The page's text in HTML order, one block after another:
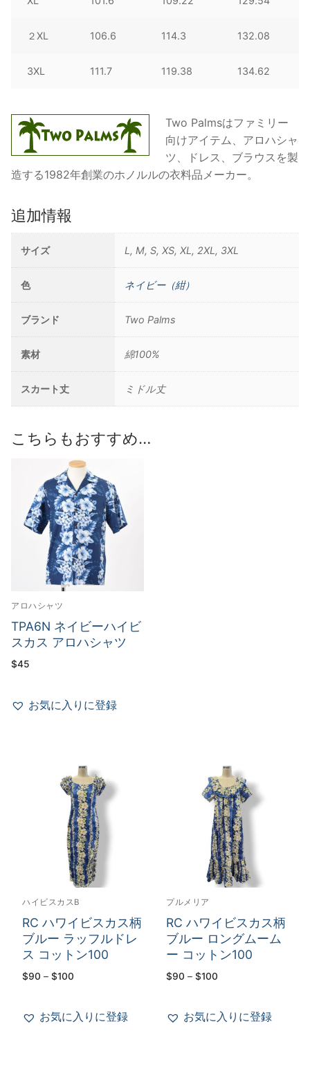
２XL 106.6 114.3 132.08
3XL 111.7 119.38 134.62
Two Palmsはファミリー
向けアイテム、アロハシャ
ツ、ドレス、ブラウスを製
造する1982年創業のホノルルの衣料品メーカー。
追加情報
サイズ L, M, S, XS, XL, 2XL, 3XL
色 ネイビー（紺）
ブランド Two Palms
素材 綿100%
スカート丈 ミドル丈
こちらもおすすめ…
アロハシャツ
TPA6N ネイビーハイビ
スカス アロハシャツ
$45
お気に入りに登録
ハイビスカスB
RC ハワイビスカス柄
ブルー ラッフルドレ
ス コットン100
$90 – $100
–
$100
お気に入りに登録
プルメリア
RC ハワイビスカス柄
ブルー ロングムーム
ー コットン100
$90 – $100
–
$100
お気に入りに登録